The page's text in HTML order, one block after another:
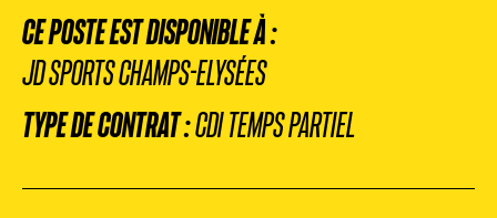
CE POSTE EST DISPONIBLE À :
JD SPORTS CHAMPS-ELYSÉES
TYPE DE CONTRAT :CDI TEMPS PARTIEL